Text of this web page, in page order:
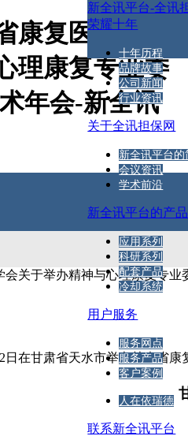
康复医学会关
理康复专业委
年会-新全讯
新全讯平台-全讯
荣耀十年
十年历程
品牌故事
公司新闻
行业资讯
关于全讯担保网
新全讯平台的
会议资讯
学术前沿
新全讯平台的产
应用系列
科研系列
配套产品
冷却系统
用户服务
服务网点
服务产品
客户案例
人在依瑞德
联系新全讯平台
会关于举办精神与心理康复专业
日在甘肃省天水市举办甘肃省